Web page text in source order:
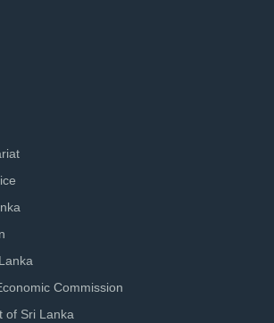
Commission
of Sri Lanka